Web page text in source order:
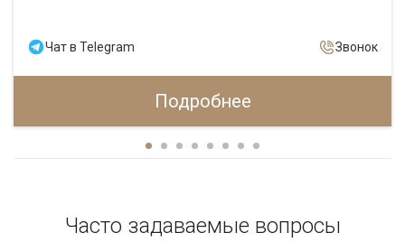
Чат в Telegram Звонок
Подробнее
Часто задаваемые вопросы